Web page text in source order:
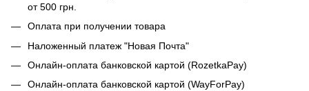
от 500 грн.
Оплата при получении товара
Наложенный платеж "Новая Почта"
Онлайн-оплата банковской картой (RozetkaPay)
Онлайн-оплата банковской картой (WayForPay)